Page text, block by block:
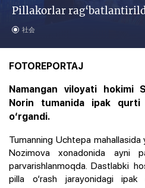
Pillakorlar
社会
FOTOREPORTAJ
Namangan viloyati hokimi
Norin tumanida ipak qurti
o‘rgandi.
Tumanning Uchtepa
Nozimova xonadonida
parvarishlanmoqda. Dastlabki
pilla o‘rash jarayonidagi